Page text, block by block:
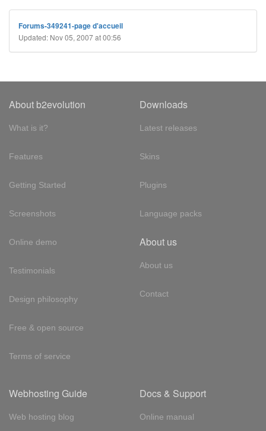
Forums-349241-page d'accueil
Updated: Nov 05, 2007 at 00:56
About b2evolution
What is it?
Features
Getting Started
Screenshots
Online demo
Testimonials
Design philosophy
Free & open source
Terms of service
Downloads
Latest releases
Skins
Plugins
Language packs
About us
About us
Contact
Webhosting Guide
Web hosting blog
Docs & Support
Online manual